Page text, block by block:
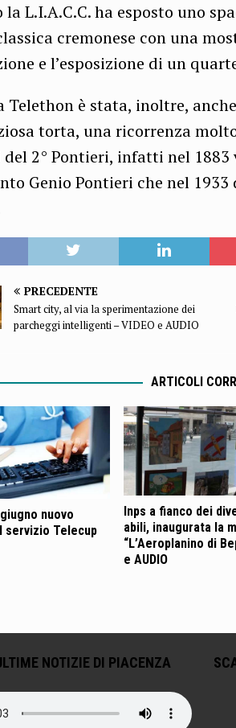
la L.I.A.C.C. ha esposto uno
cremonese con una
e l’esposizione di un
Telethon è stata, inoltre,
torta, una ricorrenza
del 2° Pontieri, infatti nel
Genio Pontieri che nel
PRECEDENTE
Smart city, al via la sperimentazione dei
parcheggi intelligenti – VIDEO e AUDIO
ARTICOLI
nuovo
servizio Telecup
Inps a fianco dei
abili, inaugurata la
“L’Aeroplanino di
e AUDIO
NOTIZIE DI PIACENZA